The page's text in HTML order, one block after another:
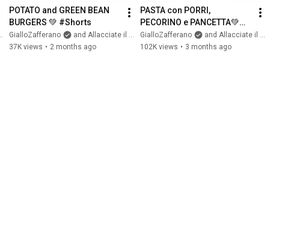
POTATO and GREEN BEAN
BURGERS 💚 #Shorts
GialloZafferano
and Allacciate il grembiule
37K views • 2 months ago
PASTA con PORRI,
PECORINO e PANCETTA💚😎
🔥 #Shorts
GialloZafferano
and Allacciate il grembiule
102K views • 3 months ago